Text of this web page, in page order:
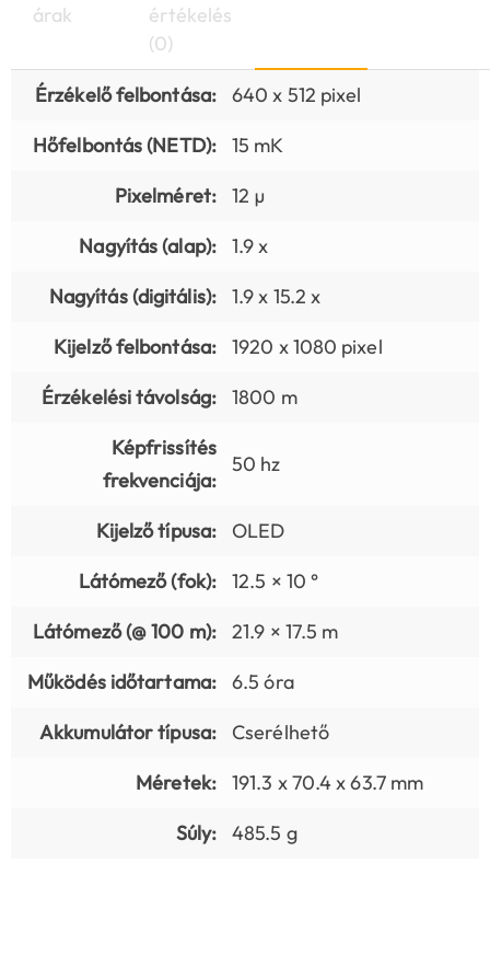
árak
értékelés
(0)
Érzékelő felbontása:
640 x 512 pixel
Hőfelbontás (NETD):
15 mK
Pixelméret:
12 µ
Nagyítás (alap):
1.9 x
Nagyítás (digitális):
1.9 x 15.2 x
Kijelző felbontása:
1920 x 1080 pixel
Érzékelési távolság:
1800 m
Képfrissítés
frekvenciája:
50 hz
Kijelző típusa:
OLED
Látómező (fok):
12.5 × 10 °
Látómező (@ 100 m):
21.9 × 17.5 m
Működés időtartama:
6.5 óra
Akkumulátor típusa:
Cserélhető
Méretek:
191.3 x 70.4 x 63.7 mm
Súly:
485.5 g